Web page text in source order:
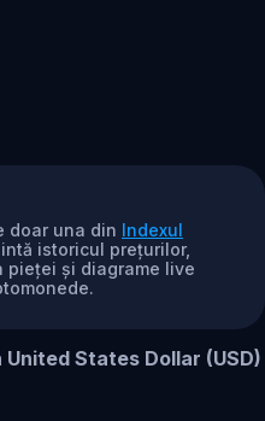
doar una din Indexul
istoricul prețurilor,
pieței și diagrame live
States Dollar (USD)